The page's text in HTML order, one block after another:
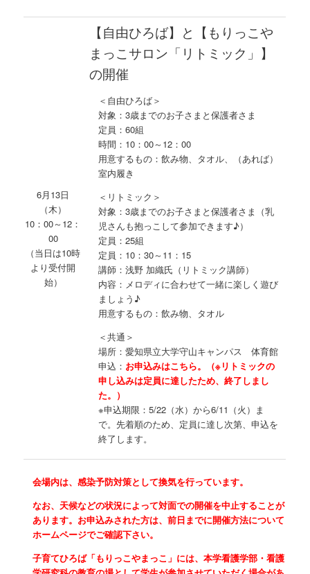
6月13日
（木）
10：00～12：
00
（当日は10時
より受付開
始）
【自由ひろば】と【もりっこや
まっこサロン「リトミック」】
の開催
＜自由ひろば＞
対象：3歳までのお子さまと保護者さま
定員：60組
時間：10：00～12：00
用意するもの：飲み物、タオル、（あれば）
室内履き
＜リトミック＞
対象：3歳までのお子さまと保護者さま（乳
児さんも抱っこして参加できます♪）
定員：25組
定員：10：30～11：15
講師：浅野 加織氏（リトミック講師）
内容：メロディに合わせて一緒に楽しく遊び
ましょう♪
用意するもの：飲み物、タオル
＜共通＞
場所：愛知県立大学守山キャンパス 体育館
申込： お申込みはこちら。（※リトミックの
申し込みは定員に達したため、終了しまし
た。）
※申込期限：5/22（水）から6/11（火）ま
で。先着順のため、定員に達し次第、申込を
終了します。
会場内は、感染予防対策として換気を行っています。
なお、天候などの状況によって対面での開催を中止することが
あります。お申込みされた方は、前日までに開催方法について
ホームページでご確認下さい。
子育てひろば「もりっこやまっこ」には、本学看護学部・看護